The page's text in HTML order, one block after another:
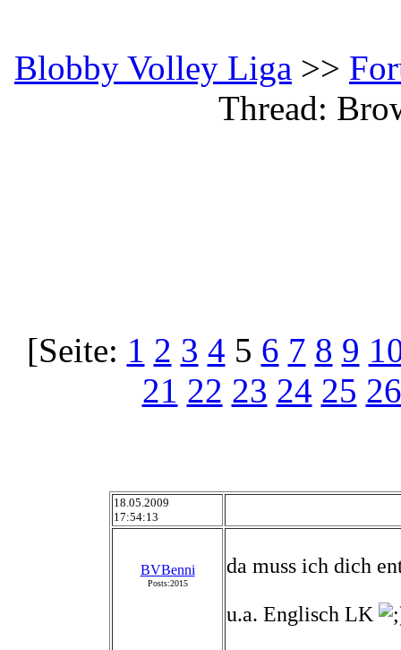
Blobby Volley Liga >>
Thread:
[Seite: 1 2 3 4 5 6 7 8 9
21 22 23 24 25 26
18.05.2009
17:54:13
BVBenni
Posts:2015
da muss ich dich
u.a. Englisch LK